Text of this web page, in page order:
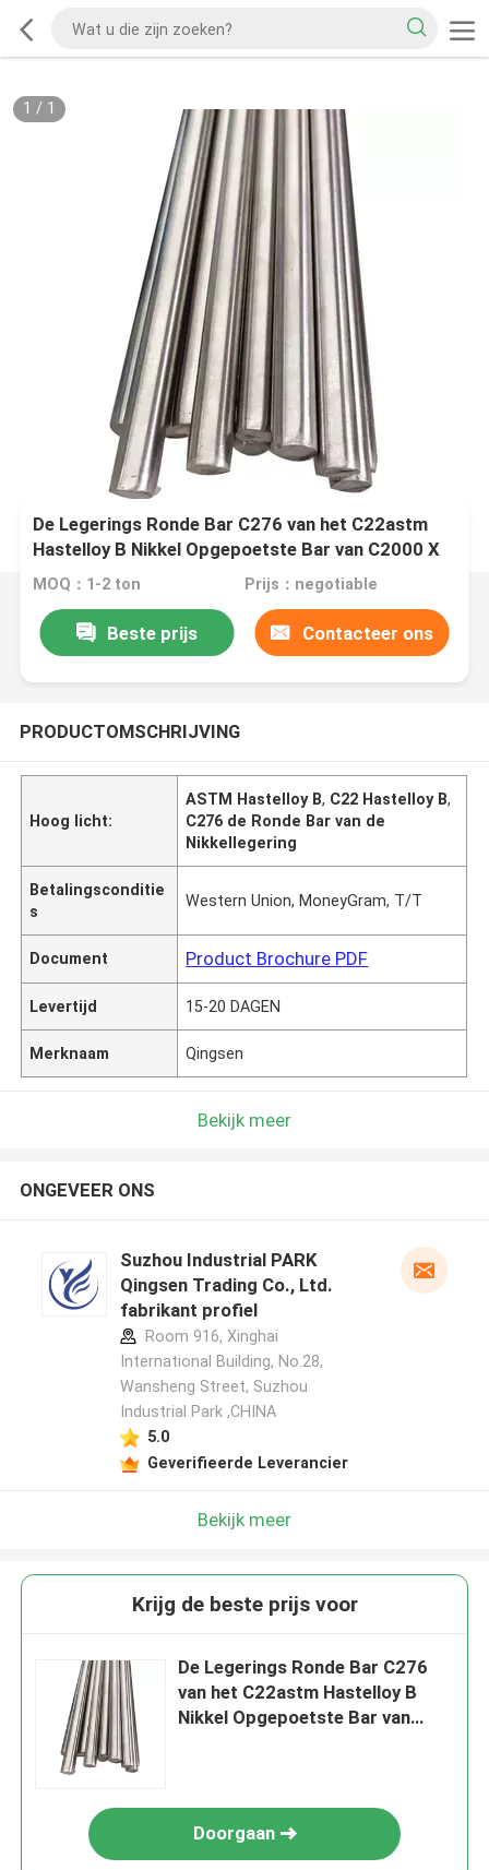
1 / 1
De Legerings Ronde Bar C276 van het C22astm
Hastelloy B Nikkel Opgepoetste Bar van C2000 X
van B2 B3 C4 S G35
MOQ：1-2 ton Prijs：negotiable
Beste prijs Contacteer ons
PRODUCTOMSCHRIJVING
Hoog licht:
ASTM Hastelloy B, C22 Hastelloy B,
C276 de Ronde Bar van de
Nikkellegering
Betalingsconditie
s
Western Union, MoneyGram, T/T
Document Product Brochure PDF
Levertijd 15-20 DAGEN
Merknaam Qingsen
Bekijk meer
ONGEVEER ONS
Suzhou Industrial PARK
Qingsen Trading Co., Ltd.
fabrikant profiel
Room 916, Xinghai
International Building, No.28,
Wansheng Street, Suzhou
Industrial Park ,CHINA
5.0
Geverifieerde Leverancier
Bekijk meer
Krijg de beste prijs voor
De Legerings Ronde Bar C276
van het C22astm Hastelloy B
Nikkel Opgepoetste Bar van
Doorgaan